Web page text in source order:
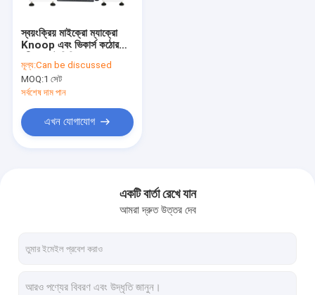
গুণমান নিয়ন্ত্রণ
খবর
স্বয়ংক্রিয় মাইক্রো ম্যাক্রো
Knoop এবং ভিকার্স কঠোরতা
1050AF
মূল্য:Can be discussed
MOQ:1 সেট
সর্বশেষ দাম পান
এখন যোগাযোগ
একটি বার্তা রেখে যান
আমরা দ্রুত উত্তর দেব